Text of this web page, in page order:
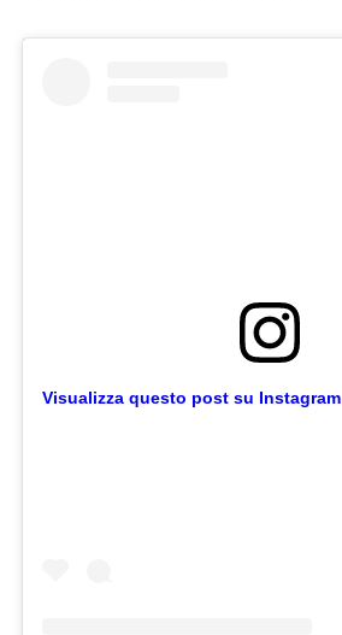
Visualizza questo post su Instagram